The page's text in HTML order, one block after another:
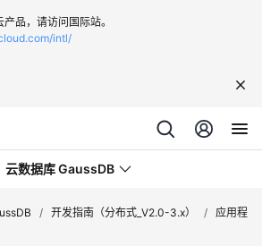
品，请访问国际站。
intl/
云数据库 GaussDB
/ 开发指南（分布式_V2.0-3.x） / 应用程